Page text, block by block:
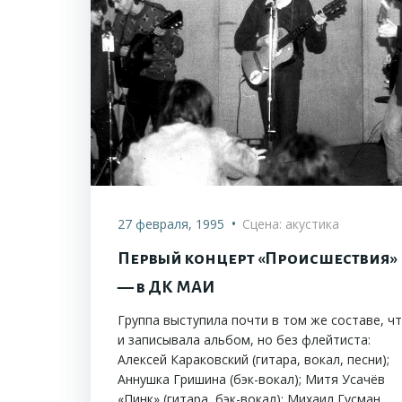
27 февраля, 1995 • Сцена: акустика
Первый концерт «Происшествия»
— в ДК МАИ
Группа выступила почти в том же составе,
и записывала альбом, но без флейтиста:
Алексей Караковский (гитара, вокал, песни);
Аннушка Гришина (бэк-вокал); Митя Усачёв